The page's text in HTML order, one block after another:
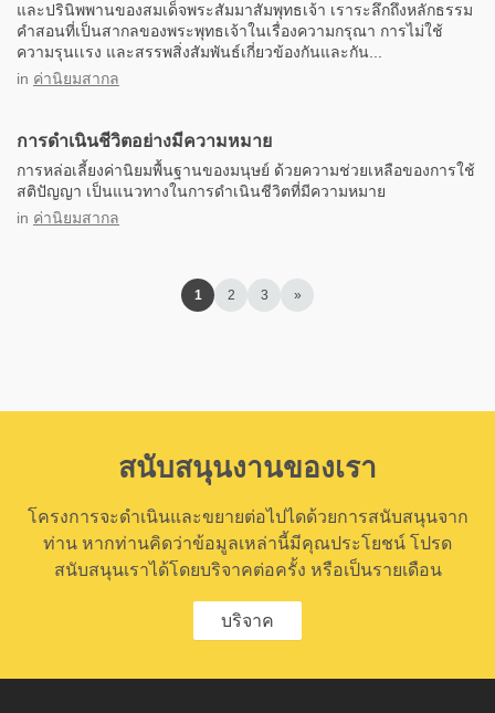
และปรินิพพานของสมเด็จพระสัมมาสัมพุทธเจ้า เราระลึกถึงหลักธรรม
คำสอนที่เป็นสากลของพระพุทธเจ้าในเรื่องความกรุณา การไม่ใช้
ความรุนเเรง และสรรพสิ่งสัมพันธ์เกี่ยวข้องกันและกัน...
in ค่านิยมสากล
การดำเนินชีวิตอย่างมีความหมาย
การหล่อเลี้ยงค่านิยมพื้นฐานของมนุษย์ ด้วยความช่วยเหลือของการใช้
สติปัญญา เป็นแนวทางในการดำเนินชีวิตที่มีความหมาย
in ค่านิยมสากล
1 2 3 »
สนับสนุนงานของเรา
โครงการจะดำเนินและขยายต่อไปไดด้วยการสนับสนุนจาก
ท่าน หากท่านคิดว่าข้อมูลเหล่านี้มีคุณประโยชน์ โปรด
สนับสนุนเราได้โดยบริจาคต่อครั้ง หรือเป็นรายเดือน
บริจาค